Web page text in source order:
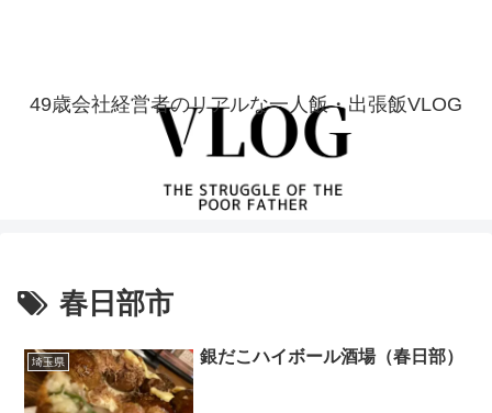
49歳会社経営者のリアルな一人飯・出張飯VLOG
春日部市
埼玉県 銀だこハイボール酒場（春日部）